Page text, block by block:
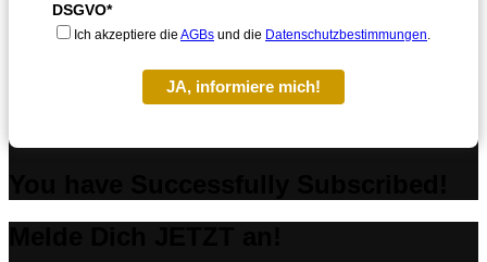
DSGVO*
Ich akzeptiere die AGBs und die Datenschutzbestimmungen.
JA, informiere mich!